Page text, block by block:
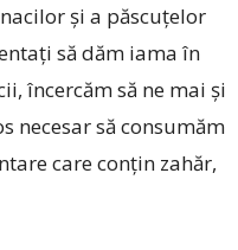
și a păscuțelor
să dăm iama în
încercăm să ne mai și
necesar să consumăm
care conțin zahăr,